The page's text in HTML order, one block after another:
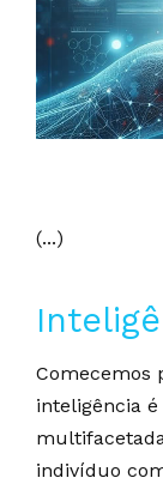
(...)
Comecemos
inteligência
indivíduo